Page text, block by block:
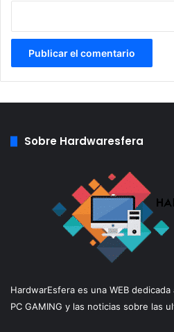
Sobre Hardwaresfera
HardwarEsfera es una WEB dedicada
PC GAMING y las noticias sobre las